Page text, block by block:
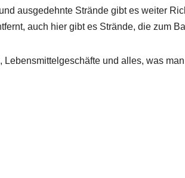
ausgedehnte Strände gibt es weiter
auch hier gibt es Strände, die zum
und alles, was